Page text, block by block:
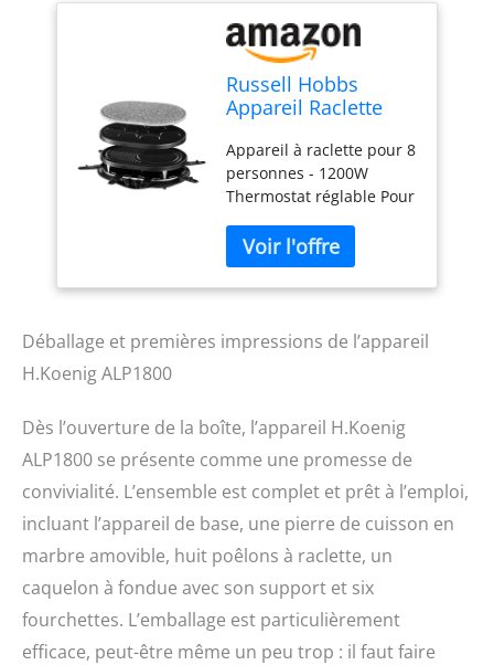
Russell Hobbs
Appareil Raclette
Personnes 1400W,
Pierre de Cuisson,
Grill Réversible,
Pièces Compatibles
Lave-Vaisselle -
26280-56
Appareil à raclette pour 8
personnes - 1200W
Thermostat réglable Pour
amovibles (pierre à
griller, multi-crêpes /
grill-crêpes) 1 200 W de
Déballage et premières impressions de l’appareil
H.Koenig ALP1800
Dès l’ouverture de la boîte, l’appareil H.Koenig
ALP1800 se présente comme une promesse de
convivialité. L’ensemble est complet et prêt à l’emploi,
incluant l’appareil de base, une pierre de cuisson en
marbre amovible, huit poêlons à raclette, un
caquelon à fondue avec son support et six
fourchettes. L’emballage est particulièrement
efficace, peut-être même un peu trop : il faut faire